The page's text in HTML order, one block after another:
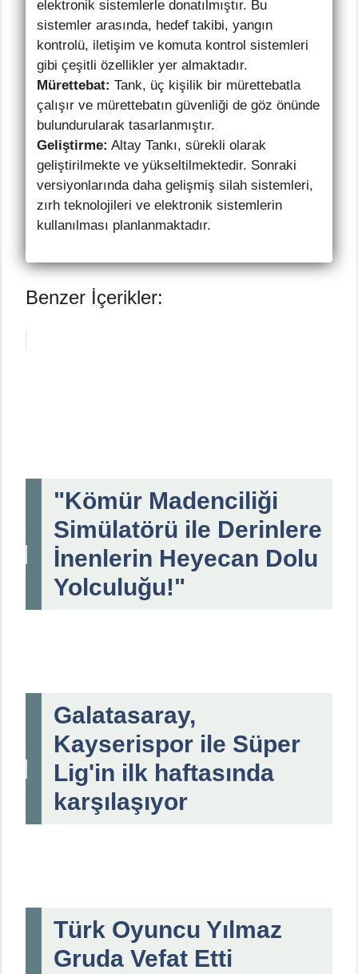
elektronik sistemlerle donatılmıştır. Bu
sistemler arasında, hedef takibi, yangın
kontrolü, iletişim ve komuta kontrol sistemleri
gibi çeşitli özellikler yer almaktadır.
Mürettebat: Tank, üç kişilik bir mürettebatla
çalışır ve mürettebatın güvenliği de göz önünde
bulundurularak tasarlanmıştır.
Geliştirme: Altay Tankı, sürekli olarak
geliştirilmekte ve yükseltilmektedir. Sonraki
versiyonlarında daha gelişmiş silah sistemleri,
zırh teknolojileri ve elektronik sistemlerin
kullanılması planlanmaktadır.
Benzer İçerikler:
"Kömür Madenciliği
Simülatörü ile Derinlere
İnenlerin Heyecan Dolu
Yolculuğu!"
Galatasaray,
Kayserispor ile Süper
Lig'in ilk haftasında
karşılaşıyor
Türk Oyuncu Yılmaz
Gruda Vefat Etti